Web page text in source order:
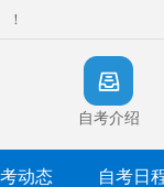
！
自考介绍
动态 自考日